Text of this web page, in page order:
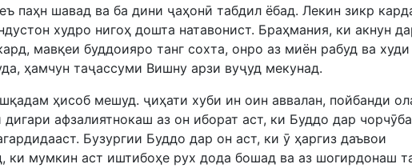
паҳн шавад ва ба дини ҷаҳонӣ табдил ёбад. Лекин зикр
худро нигоҳ дошта натавонист. Браҳмания, ки акнун
мавқеи буддоияро танг сохта, онро аз миён рабуд ва худи
ҳамчун таҷассуми Вишну арзи вуҷуд мекунад.
ҳисоб мешуд. ҷиҳати хуби ин оин аввалан, пойбанди
афзалиятнокаш аз он иборат аст, ки Буддо дар
Бузургии Буддо дар он аст, ки ӯ ҳаргиз даъвои
ки мумкин аст иштибоҳе рух дода бошад ва аз шогирдонаш